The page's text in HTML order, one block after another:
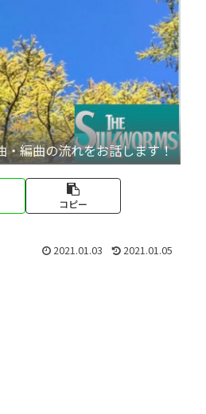
編曲の流れをお話します！
コピー
2021.01.03 2021.01.05